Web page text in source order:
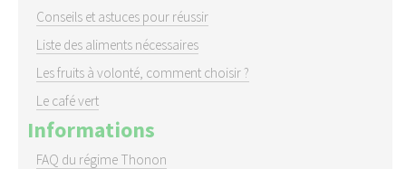
Conseils et astuces pour réussir
Liste des aliments nécessaires
Les fruits à volonté, comment choisir ?
Le café vert
Informations
FAQ du régime Thonon